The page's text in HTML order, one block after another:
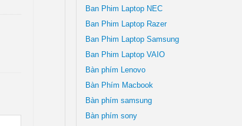
Ban Phim Laptop NEC
Ban Phim Laptop Razer
Ban Phim Laptop Samsung
Ban Phim Laptop VAIO
Bàn phím Lenovo
Bàn Phím Macbook
Bàn phím samsung
Bàn phím sony